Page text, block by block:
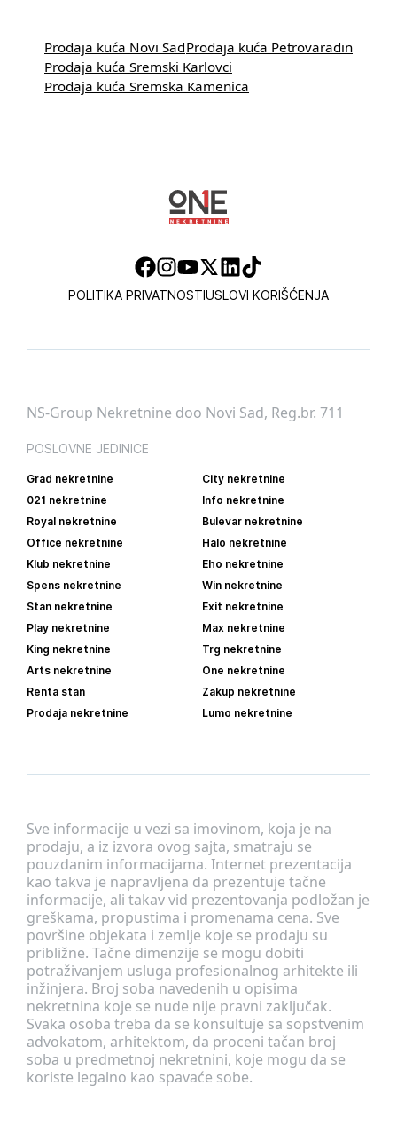
Prodaja kuća Novi SadProdaja kuća Petrovaradin
Prodaja kuća Sremski Karlovci
Prodaja kuća Sremska Kamenica
POLITIKA PRIVATNOSTIUSLOVI KORIŠĆENJA
Sve informacije u vezi sa imovinom, koja je na
prodaju, a iz izvora ovog sajta, smatraju se
pouzdanim informacijama. Internet prezentacija
kao takva je napravljena da prezentuje tačne
informacije, ali takav vid prezentovanja podložan je
greškama, propustima i promenama cena. Sve
površine objekata i zemlje koje se prodaju su
približne. Tačne dimenzije se mogu dobiti
potraživanjem usluga profesionalnog arhitekte ili
inžinjera. Broj soba navedenih u opisima
nekretnina koje se nude nije pravni zaključak.
Svaka osoba treba da se konsultuje sa sopstvenim
advokatom, arhitektom, da proceni tačan broj
soba u predmetnoj nekretnini, koje mogu da se
koriste legalno kao spavaće sobe.
NS-Group Nekretnine doo Novi Sad, Reg.br. 711
POSLOVNE JEDINICE
Grad nekretnine
City nekretnine
021 nekretnine
Info nekretnine
Royal nekretnine
Bulevar nekretnine
Office nekretnine
Halo nekretnine
Klub nekretnine
Eho nekretnine
Spens nekretnine
Win nekretnine
Stan nekretnine
Exit nekretnine
Play nekretnine
Max nekretnine
King nekretnine
Trg nekretnine
Arts nekretnine
One nekretnine
Renta stan
Zakup nekretnine
Prodaja nekretnine
Lumo nekretnine